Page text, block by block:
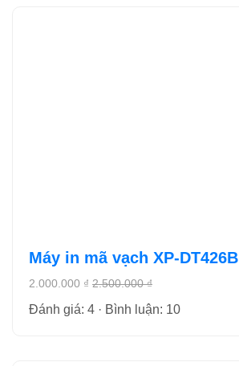
Máy in mã vạch XP-DT426B
2.000.000 ₫ 2.500.000 ₫
Đánh giá: 4 · Bình luận: 10